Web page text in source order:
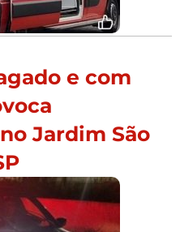
e com
Jardim São